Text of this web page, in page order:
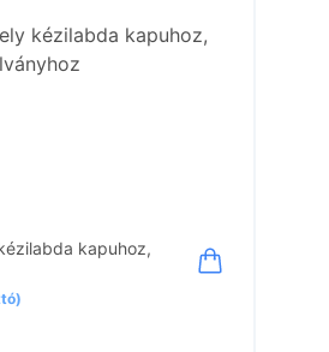
kapuhoz,